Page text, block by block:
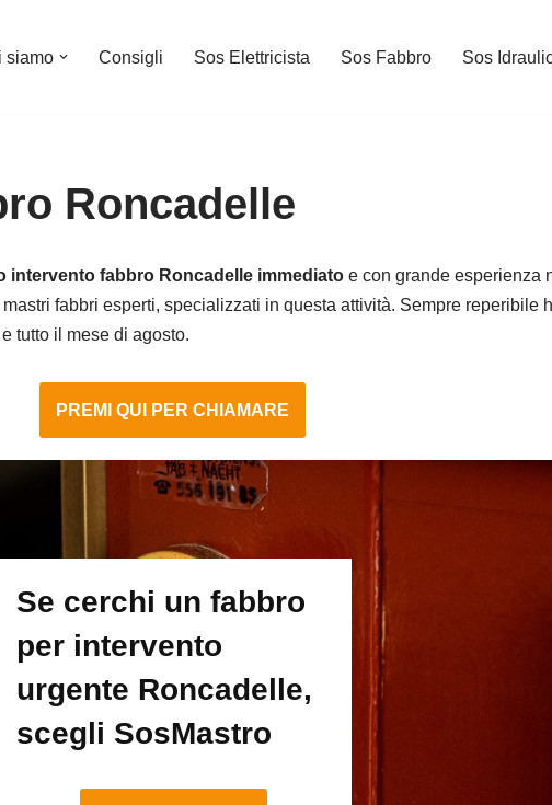
siamo Consigli Sos Elettricista Sos Fabbro Sos
Roncadelle
intervento fabbro Roncadelle immediatoe con grande esperienza
fabbri esperti, specializzati in questa attività. Sempre reperibile
tutto il mese di agosto.
PREMI QUI PER CHIAMARE
Se cerchi un fabbro
per intervento
urgente Roncadelle,
scegli SosMastro